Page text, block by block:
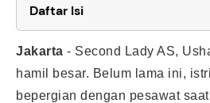
Daftar Isi
Jakarta - Second Lady AS,
hamil besar. Belum lama ini,
bepergian dengan pesawat